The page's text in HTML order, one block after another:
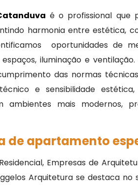
é o profissional que
harmonia entre estética,
oportunidades de
iluminação e
das normas
e sensibilidade
ambientes mais modernos,
de apartamento
Empresas de
Arquitetura se destaca